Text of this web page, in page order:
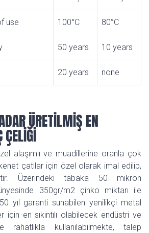
use 100°C 80°C
50 years 10 years
20 years none
ÜRETİLMİŞ EN
alaşımlı ve muadillerine oranla çok
çatılar için özel olarak imal edilip,
Üzerindeki tabaka 50 mikron
350gr/m2 çinko miktarı ile
yıl garanti sunabilen yenilikçi metal
için en sıkıntılı olabilecek endüstri ve
rahatlıkla kullanılabilmekte, talep